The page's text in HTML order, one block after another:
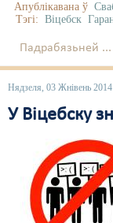
Апублікавана ў
Тэгі: Віцебск
Падрабязьней ...
Нядзеля, 03 Жнівень 2014
У Віцебску